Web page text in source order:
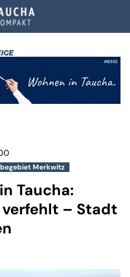
Merkwitz
Taucha:
– Stadt